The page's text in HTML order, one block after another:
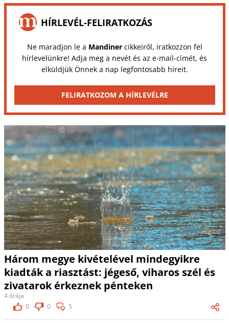
HÍRLEVÉL-FELIRATKOZÁS
Ne maradjon le a Mandinercikkeiről, iratkozzon fel
hírlevelünkre! Adja meg a nevét és az e-mail-címét, és
elküldjük Önnek a nap legfontosabb híreit.
FELIRATKOZOM A HÍRLEVÉLRE
Három megye kivételével mindegyikre
kiadták a riasztást: jégeső, viharos szél és
zivatarok érkeznek pénteken
4 órája
0
0 5